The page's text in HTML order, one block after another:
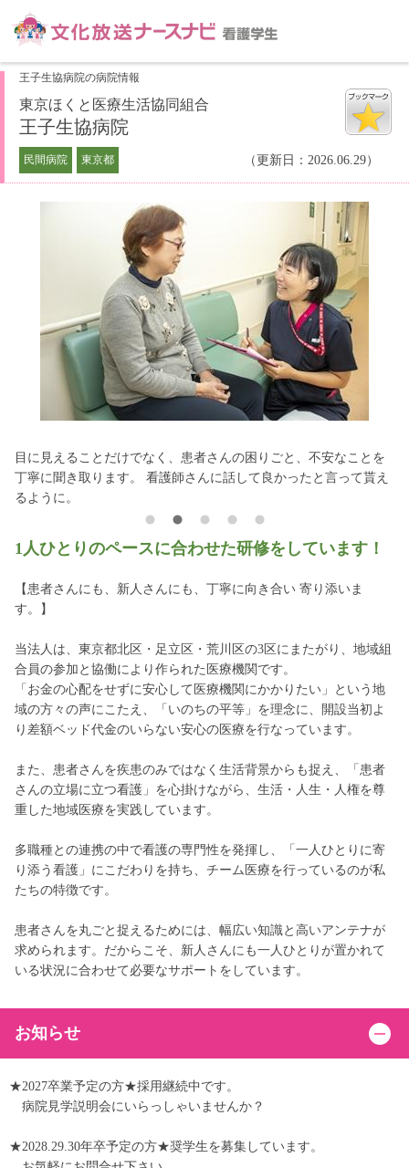
王子生協病院の病院情報
東京ほくと医療生活協同組合
王子生協病院
民間病院 東京都 （更新日：2026.06.29）
目に見えることだけでなく、患者さんの困りごと、不安なことを
丁寧に聞き取ります。 看護師さんに話して良かったと言って貰え
るように。
1人ひとりのペースに合わせた研修をしています！
【患者さんにも、新人さんにも、丁寧に向き合い 寄り添いま
す。】
当法人は、東京都北区・足立区・荒川区の3区にまたがり、地域組
合員の参加と協働により作られた医療機関です。
「お金の心配をせずに安心して医療機関にかかりたい」という地
域の方々の声にこたえ、「いのちの平等」を理念に、開設当初よ
り差額ベッド代金のいらない安心の医療を行なっています。
また、患者さんを疾患のみではなく生活背景からも捉え、「患者
さんの立場に立つ看護」を心掛けながら、生活・人生・人権を尊
重した地域医療を実践しています。
多職種との連携の中で看護の専門性を発揮し、「一人ひとりに寄
り添う看護」にこだわりを持ち、チーム医療を行っているのが私
たちの特徴です。
患者さんを丸ごと捉えるためには、幅広い知識と高いアンテナが
求められます。だからこそ、新人さんにも一人ひとりが置かれて
いる状況に合わせて必要なサポートをしています。
お知らせ
★2027卒業予定の方★採用継続中です。
病院見学説明会にいらっしゃいませんか？
★2028.29.30年卒予定の方★奨学生を募集しています。